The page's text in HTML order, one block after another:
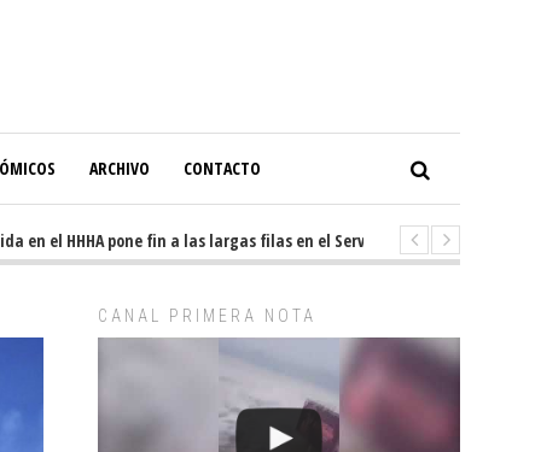
ARCHIVO CONTACTO
el HHHA pone fin a las largas filas en el Servicio de Imagenología
CANAL PRIMERA NOTA